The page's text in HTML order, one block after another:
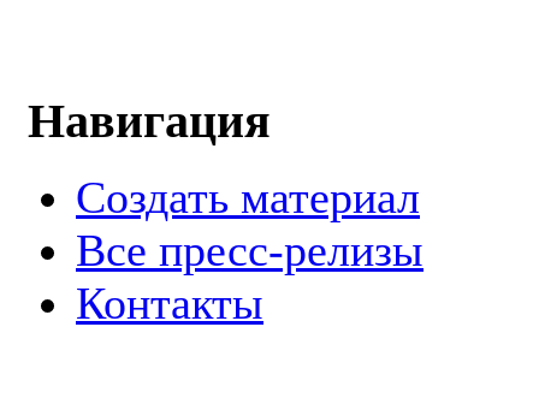
Навигация
Создать материал
Все пресс-релизы
Контакты